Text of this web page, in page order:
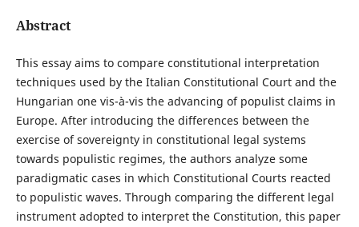
Abstract
This essay aims to compare constitutional interpretation
techniques used by the Italian Constitutional Court and the
Hungarian one vis-à-vis the advancing of populist claims in
Europe. After introducing the differences between the
exercise of sovereignty in constitutional legal systems
towards populistic regimes, the authors analyze some
paradigmatic cases in which Constitutional Courts reacted
to populistic waves. Through comparing the different legal
instrument adopted to interpret the Constitution, this paper